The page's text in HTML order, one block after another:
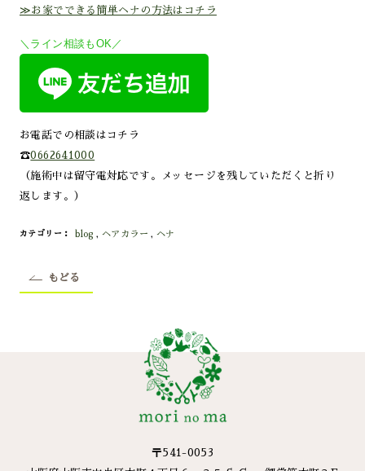
≫お家でできる簡単ヘナの方法はコチラ
＼ライン相談もOK／
お電話での相談はコチラ
☎0662641000
（施術中は留守電対応です。メッセージを残していただくと折り
返します。）
カテゴリー blog ,ヘアカラー ,ヘナ
もどる
〒541-0053